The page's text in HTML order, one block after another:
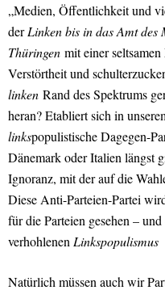
„Medien, Öffentlichkeit und
derLinken bis in das Amt des
Thüringen mit einer
Verstörtheit und
linken Rand des Spektrums
heran? Etabliert sich in
linkspopulistische Dagegen-
Dänemark oder Italien längst
Ignoranz, mit der auf die
Diese Anti-Parteien-Partei
für die Parteien gesehen –
verhohlenen Linkspopulismus
Natürlich müssen auch wir